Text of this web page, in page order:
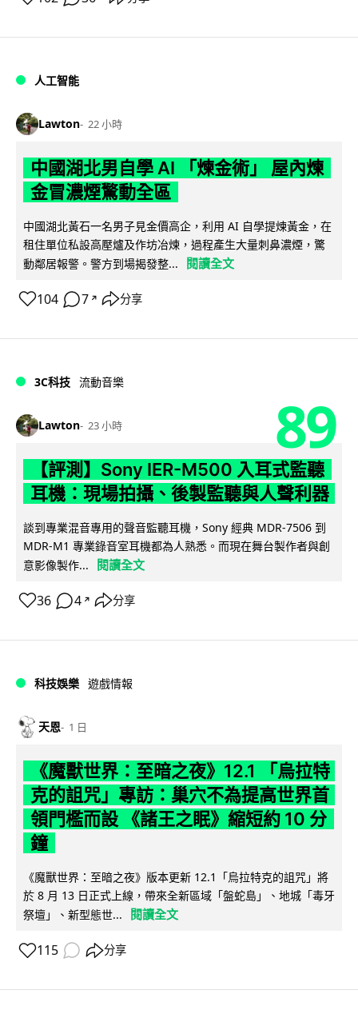
人工智能
Lawton 22 小時
中國湖北男自學 AI 「煉金術」 屋內煉
金冒濃煙驚動全區
中國湖北黃石一名男子見金價高企，利用 AI 自學提煉黃金，在
租住單位私設高壓爐及作坊冶煉，過程產生大量刺鼻濃煙，驚
動鄰居報警。警方到場揭發整...
閱讀全文
104 7 ↗ 分享
3C科技 流動音樂
Lawton 23 小時 89
【評測】Sony IER-M500 入耳式監聽
耳機：現場拍攝、後製監聽與人聲利器
談到專業混音專用的聲音監聽耳機，Sony 經典 MDR-7506 到
MDR-M1 專業錄音室耳機都為人熟悉。而現在舞台製作者與創
意影像製作...
閱讀全文
36 4 ↗ 分享
科技娛樂 遊戲情報
天恩 1 日
《魔獸世界：至暗之夜》12.1 「烏拉特
克的詛咒」專訪：巢穴不為提高世界首
領門檻而設 《諸王之眠》縮短約 10 分
鐘
《魔獸世界：至暗之夜》版本更新 12.1「烏拉特克的詛咒」將
於 8 月 13 日正式上線，帶來全新區域「盤蛇島」、地城「毒牙
祭壇」、新型態世...
閱讀全文
115 分享